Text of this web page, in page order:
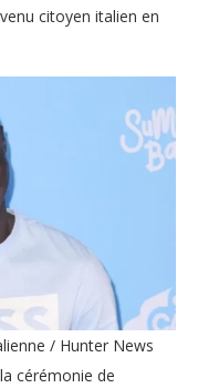
citoyen italien en
/ Hunter News
cérémonie de